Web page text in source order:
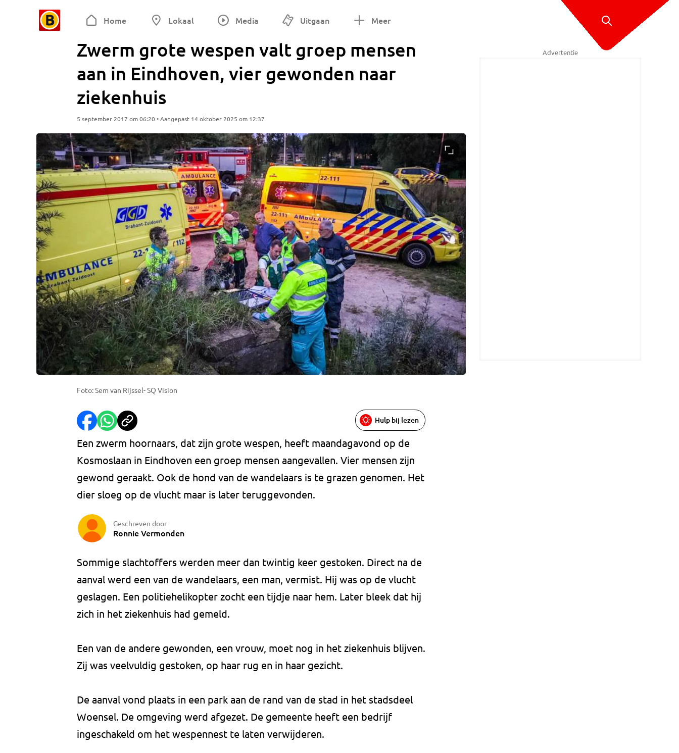
Home Lokaal Media Uitgaan Meer
Zwerm grote wespen valt groep mensen
aan in Eindhoven, vier gewonden naar
ziekenhuis
5 september 2017 om 06:20 • Aangepast 14 oktober 2025 om 12:37
Foto: Sem van Rijssel- SQ Vision
Hulp bij lezen
Een zwerm hoornaars, dat zijn grote wespen, heeft maandagavond op de
Kosmoslaan in Eindhoven een groep mensen aangevallen. Vier mensen zijn
gewond geraakt. Ook de hond van de wandelaars is te grazen genomen. Het
dier sloeg op de vlucht maar is later teruggevonden.
Geschreven door
Ronnie Vermonden
Sommige slachtoffers werden meer dan twintig keer gestoken. Direct na de
aanval werd een van de wandelaars, een man, vermist. Hij was op de vlucht
geslagen. Een politiehelikopter zocht een tijdje naar hem. Later bleek dat hij
zich in het ziekenhuis had gemeld.
Een van de andere gewonden, een vrouw, moet nog in het ziekenhuis blijven.
Zij was veelvuldig gestoken, op haar rug en in haar gezicht.
De aanval vond plaats in een park aan de rand van de stad in het stadsdeel
Woensel. De omgeving werd afgezet. De gemeente heeft een bedrijf
ingeschakeld om het wespennest te laten verwijderen.
Advertentie